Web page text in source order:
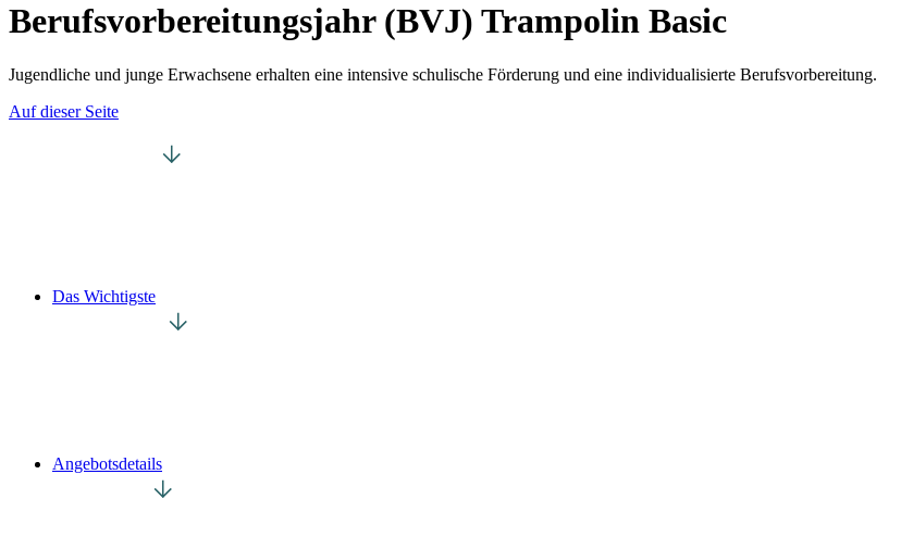
Berufsvorbereitungsjahr (BVJ) Trampolin Basic
Jugendliche und junge Erwachsene erhalten eine intensive schulische Förderung und eine individualisierte Berufsvorbereitung.
Auf dieser Seite
Das Wichtigste
Angebotsdetails